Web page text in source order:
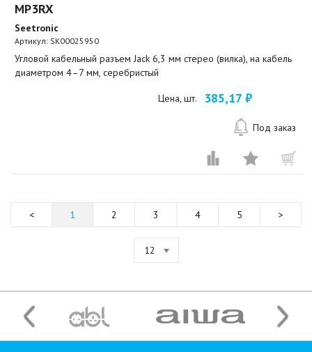
MP3RX
Seetronic
Артикул: SK00025950
Угловой кабельный разъем Jack 6,3 мм стерео (вилка), на кабель
диаметром 4–7 мм, серебристый
Цена, шт. 385,17 ₽
Под заказ
1 2 3 4 5
12